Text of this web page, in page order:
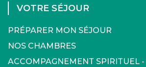
VOTRE SÉJOUR
PRÉPARER MON SÉJOUR
NOS CHAMBRES
ACCOMPAGNEMENT SPIRITUEL